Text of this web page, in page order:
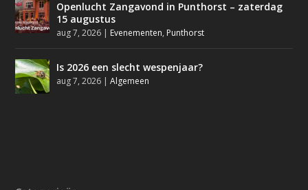
Openlucht Zangavond in Punthorst – zaterdag
15 augustus
aug 7, 2026 | Evenementen, Punthorst
Is 2026 een slecht wespenjaar?
aug 7, 2026 |Algemeen